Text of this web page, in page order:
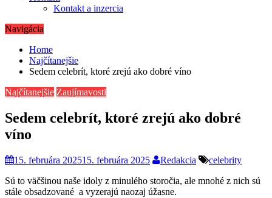
Kontakt a inzercia
Navigácia
Home
Najčítanejšie
Sedem celebrít, ktoré zrejú ako dobré víno
Najčítanejšie Zaujímavosti
Sedem celebrít, ktoré zrejú ako dobré
víno
15. februára 202515. februára 2025 Redakcia
celebrity
Sú to väčšinou naše idoly z minulého storočia, ale mnohé z nich sú
stále obsadzované a vyzerajú naozaj úžasne.